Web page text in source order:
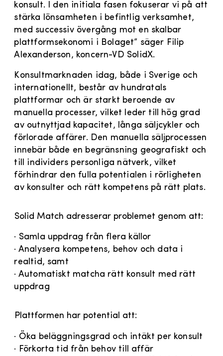
konsult. I den initiala fasen fokuserar vi på att
stärka lönsamheten i befintlig verksamhet,
med successiv övergång mot en skalbar
plattformsekonomi i Bolaget” säger Filip
Alexanderson, koncern-VD SolidX.
Konsultmarknaden idag, både i Sverige och
internationellt, består av hundratals
plattformar och är starkt beroende av
manuella processer, vilket leder till hög grad
av outnyttjad kapacitet, långa säljcykler och
förlorade affärer. Den manuella säljprocessen
innebär både en begränsning geografiskt och
till individers personliga nätverk, vilket
förhindrar den fulla potentialen i rörligheten
av konsulter och rätt kompetens på rätt plats.
Solid Match adresserar problemet genom att:
· Samla uppdrag från flera källor
· Analysera kompetens, behov och data i
realtid, samt
· Automatiskt matcha rätt konsult med rätt
uppdrag
Plattformen har potential att:
· Öka beläggningsgrad och intäkt per konsult
· Förkorta tid från behov till affär